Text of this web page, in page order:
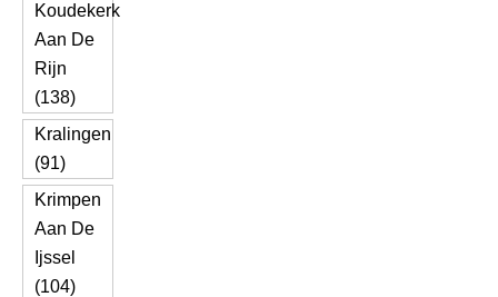
Koudekerk
Aan De
Rijn
(138)
Kralingen
(91)
Krimpen
Aan De
Ijssel
(104)